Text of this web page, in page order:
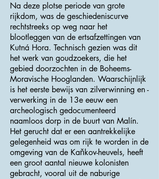
Na deze plotse periode van grote
rijkdom, was de geschiedeniscurve
rechtstreeks op weg naar het
blootleggen van de ertsafzettingen van
Kutná Hora. Technisch gezien was dit
het werk van goudzoekers, die het
gebied doorzochten in de Boheems-
Moravische Hooglanden. Waarschijnlijk
is het eerste bewijs van zilverwinning en -
verwerking in de 13e eeuw een
archeologisch gedocumenteerd
naamloos dorp in de buurt van Malín.
Het gerucht dat er een aantrekkelijke
gelegenheid was om rijk te worden in de
omgeving van de Kaňkov-heuvels, heeft
een groot aantal nieuwe kolonisten
gebracht, vooral uit de naburige